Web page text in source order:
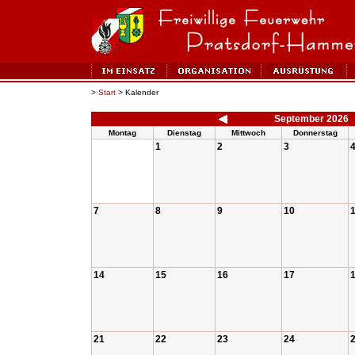
> Start > Kalender
September 2026
Montag Dienstag Mittwoch Donnerstag
1 2 3 4
7 8 9 10
14 15 16 17
21 22 23 24